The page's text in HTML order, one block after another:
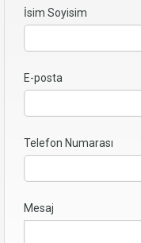
İsim Soyisim
E-posta
Telefon Numarası
Mesaj